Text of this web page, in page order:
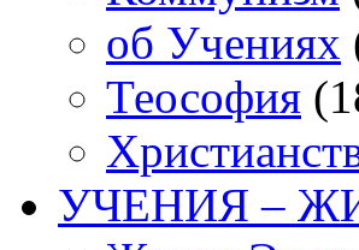
об Учениях
Теософия
УЧЕНИЯ –